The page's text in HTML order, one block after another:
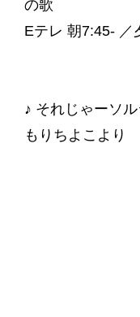
の歌
Eテレ 朝7:45-
♪ それじゃーソ
もりちよこより